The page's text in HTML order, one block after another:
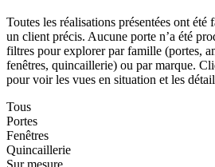
Toutes les réalisations présentées ont été
un client précis. Aucune porte n’a été
filtres pour explorer par famille (portes,
fenêtres, quincaillerie) ou par marque.
pour voir les vues en situation et les
Tous
Portes
Fenêtres
Quincaillerie